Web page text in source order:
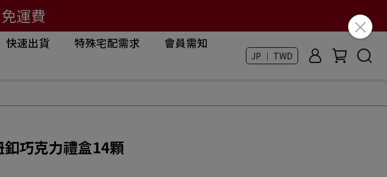
運費
快速出貨 特殊宅配需求
會員需知
JP ｜ TWD
釦巧克力禮盒14顆